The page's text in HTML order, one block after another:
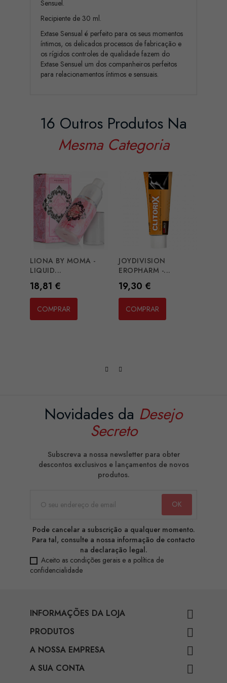
Sensuel.
Recipiente de 30 ml.
Extase Sensual é perfeito para os seus momentos
íntimos, os delicados processos de fabricação e
os rígidos controles de qualidade fazem do
Extase Sensuel um dos companheiros perfeitos
para relacionamentos íntimos e sensuais.
16 Outros Produtos Na
Mesma Categoria
LIONA BY MOMA -
LIQUID...
Preço
18,81 €
COMPRAR
JOYDIVISION
EROPHARM -...
Preço
19,30 €
COMPRAR
Novidades da Desejo
Secreto
Subscreva a nossa newsletter para obter
descontos exclusivos e lançamentos de novos
produtos.
Pode cancelar a subscrição a qualquer momento.
Para tal, consulte a nossa informação de contacto
na declaração legal.
Aceito as condições gerais e a política de
confidencialidade
INFORMAÇÕES DA LOJA 
PRODUTOS 
A NOSSA EMPRESA 
A SUA CONTA 